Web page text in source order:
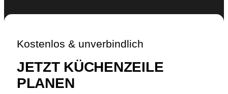
Kostenlos & unverbindlich
JETZT KÜCHENZEILE
PLANEN